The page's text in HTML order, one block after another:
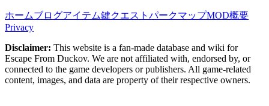
ホームブログアイテム鍵クエスト パークマップMOD概要
Privacy
Disclaimer: This website is a fan-made database and wiki for
Escape From Duckov. We are not affiliated with, endorsed by, or
connected to the game developers or publishers. All game-related
content, images, and data are property of their respective owners.